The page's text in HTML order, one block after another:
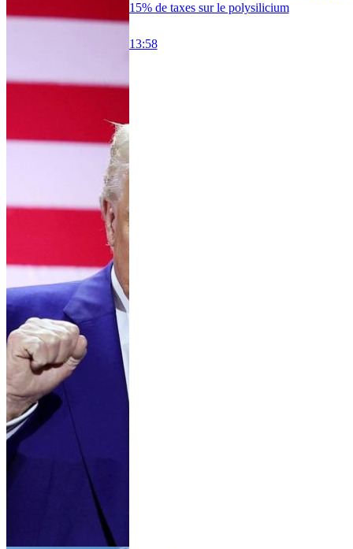
15% de taxes sur le polysilicium
13:58